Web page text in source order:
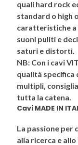
quali hard rock
standard o high
caratteristiche a
suoni puliti e
saturi e distorti.
NB: Con i cavi
qualità specifica
multipli,
tutta la catena.
Cavi MADE IN
La passione per
alla ricerca e